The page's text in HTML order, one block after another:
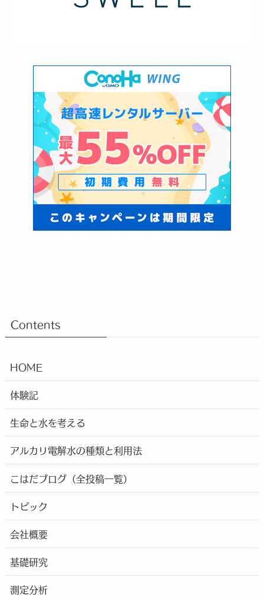
Contents
HOME
体験記
生命と水を考える
アルカリ電解水の種類と利用法
こはだブログ（全投稿一覧）
トピック
会社概要
基礎研究
測定分析